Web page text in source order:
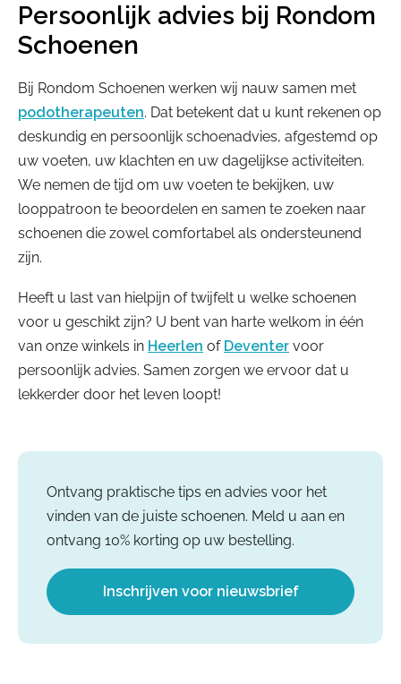
Persoonlijk advies bij Rondom
Schoenen
Bij Rondom Schoenen werken wij nauw samen met
podotherapeuten. Dat betekent dat u kunt rekenen op
deskundig en persoonlijk schoenadvies, afgestemd op
uw voeten, uw klachten en uw dagelijkse activiteiten.
We nemen de tijd om uw voeten te bekijken, uw
looppatroon te beoordelen en samen te zoeken naar
schoenen die zowel comfortabel als ondersteunend
zijn.
Heeft u last van hielpijn of twijfelt u welke schoenen
voor u geschikt zijn? U bent van harte welkom in één
van onze winkels in Heerlen of Deventer voor
persoonlijk advies. Samen zorgen we ervoor dat u
lekkerder door het leven loopt!
Ontvang praktische tips en advies voor het
vinden van de juiste schoenen. Meld u aan en
ontvang 10% korting op uw bestelling.
Inschrijven voor nieuwsbrief